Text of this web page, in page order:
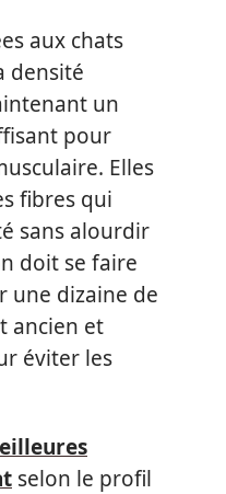
aux chats
densité
un
pour
Elles
fibres qui
sans alourdir
doit se faire
une dizaine de
ancien et
éviter les
selon le profil